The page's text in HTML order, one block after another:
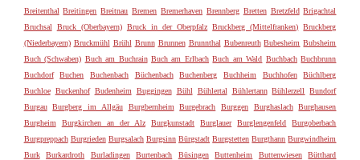
Breitenthal Breitingen Breitnau Bremen Bremerhaven Brennberg Bretten Bretzfeld Brigachtal
Bruchsal
Bruck (Oberbayern) Bruck in der Oberpfalz Bruckberg (Mittelfranken) Bruckberg
(Niederbayern) Bruckmühl Brühl Brunn Brunnen Brunnthal Bubenreuth Bubesheim Bubsheim
Buch (Schwaben) Buch am Buchrain Buch am Erlbach Buch am Wald Buchbach Buchbrunn
Buchdorf
Buchen Buchenbach Büchenbach Buchenberg Buchheim Buchhofen
Büchlberg
Buchloe Buckenhof Budenheim Buggingen Bühl Bühlertal Bühlertann Bühlerzell
Bundorf
Burgau
Burgberg im Allgäu Burgbernheim Burgebrach Burggen Burghaslach
Burghausen
Burgheim
Burgkirchen an der Alz Burgkunstadt Burglauer Burglengenfeld
Burgoberbach
Burgpreppach Burgrieden Burgsalach Burgsinn Bürgstadt Burgstetten Burgthann Burgwindheim
Burk
Burkardroth Burladingen Burtenbach Büsingen Buttenheim Buttenwiesen
Bütthard